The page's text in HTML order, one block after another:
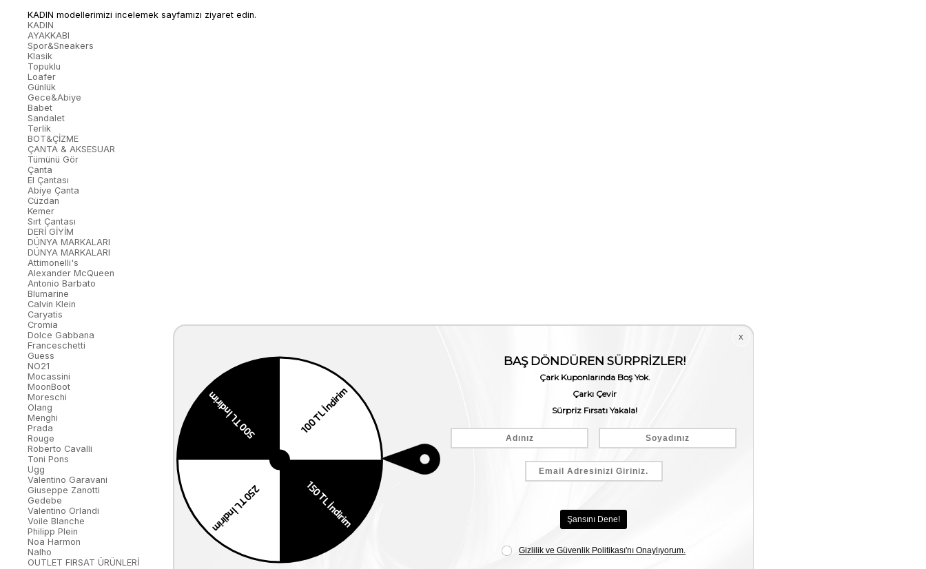
KADIN modellerimizi incelemek sayfamızı ziyaret edin.
KADIN
AYAKKABI
Spor&Sneakers
Klasik
Topuklu
Loafer
Günlük
Gece&Abiye
Babet
Sandalet
Terlik
BOT&ÇİZME
ÇANTA & AKSESUAR
Tümünü Gör
Çanta
El Çantası
Abiye Çanta
Cüzdan
Kemer
Sırt Çantası
DERİ GİYİM
DÜNYA MARKALARI
DÜNYA MARKALARI
Attimonelli's
Alexander McQueen
Antonio Barbato
Blumarine
Calvin Klein
Caryatis
Cromia
Dolce Gabbana
Franceschetti
Guess
NO21
Mocassini
MoonBoot
Moreschi
Olang
Menghi
Prada
Rouge
Roberto Cavalli
Toni Pons
Ugg
Valentino Garavani
Giuseppe Zanotti
Gedebe
Valentino Orlandi
Voile Blanche
Philipp Plein
Noa Harmon
Nalho
OUTLET FIRSAT ÜRÜNLERİ